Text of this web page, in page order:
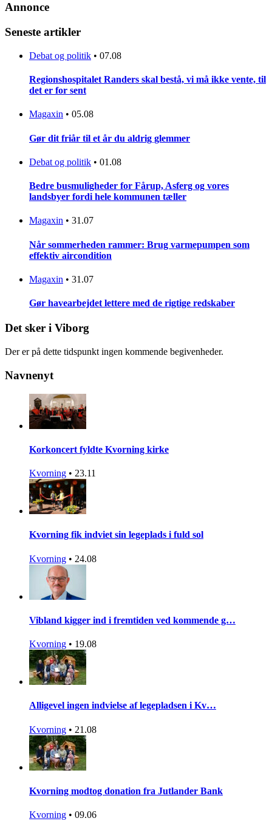
Annonce
Seneste artikler
Debat og politik • 07.08
Regionshospitalet Randers skal bestå, vi må ikke vente, til
det er for sent
Magaxin • 05.08
Gør dit friår til et år du aldrig glemmer
Debat og politik • 01.08
Bedre busmuligheder for Fårup, Asferg og vores
landsbyer fordi hele kommunen tæller
Magaxin • 31.07
Når sommerheden rammer: Brug varmepumpen som
effektiv aircondition
Magaxin • 31.07
Gør havearbejdet lettere med de rigtige redskaber
Det sker i Viborg
Der er på dette tidspunkt ingen kommende begivenheder.
Navnenyt
Korkoncert fyldte Kvorning kirke
Kvorning • 23.11
Kvorning fik indviet sin legeplads i fuld sol
Kvorning • 24.08
Vibland kigger ind i fremtiden ved kommende g…
Kvorning • 19.08
Alligevel ingen indvielse af legepladsen i Kv…
Kvorning • 21.08
Kvorning modtog donation fra Jutlander Bank
Kvorning • 09.06